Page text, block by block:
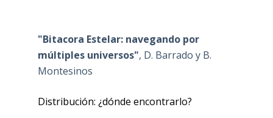
"Bitacora Estelar: navegando por
múltiples universos", D. Barrado y B.
Montesinos
Distribución: ¿dónde encontrarlo?